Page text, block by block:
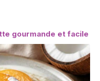
gourmande et facile